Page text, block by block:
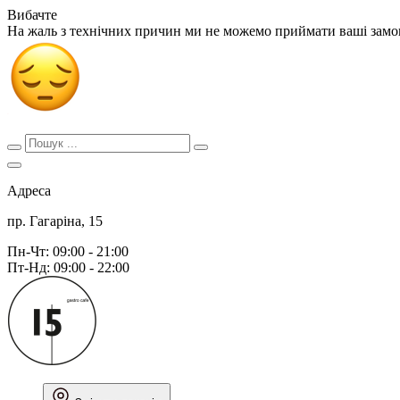
Вибачте
На жаль з технічних причин ми не можемо приймати ваші
Адреса
пр. Гагаріна, 15
Пн-Чт: 09:00 - 21:00
Пт-Нд: 09:00 - 22:00